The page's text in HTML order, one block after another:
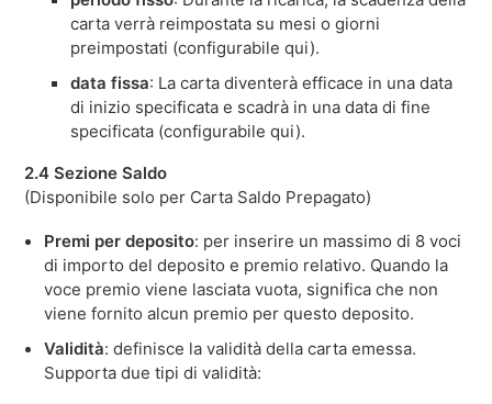
carta verrà reimpostata su mesi o giorni
preimpostati (configurabile qui).
data fissa: La carta diventerà efficace in una data
di inizio specificata e scadrà in una data di fine
specificata (configurabile qui).
2.4 Sezione Saldo
(Disponibile solo per Carta Saldo Prepagato)
Premi per deposito: per inserire un massimo di 8 voci
di importo del deposito e premio relativo. Quando la
voce premio viene lasciata vuota, significa che non
viene fornito alcun premio per questo deposito.
Validità: definisce la validità della carta emessa.
Supporta due tipi di validità: